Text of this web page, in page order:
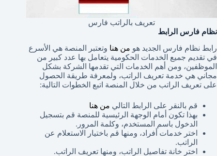
تعريف بالراتب فارس
نظام فارس الرابط
رابط نظام فارس الجديد هو من هنا وتعتبر المنصة هي الأسرع
في تقديم جميع الخدمات الحكومية يتعامل بها عدد كبير من
الموظفين، ومن أهم الخدمات التي تقدمها الشركة بشكل
مجاني هي خدمة تعريف الراتب، ولمعرفة طريقة الحصول
على تعريف الراتب من خلال المنصة اتبع الخطوات التالية:
قم بالنقر على الرابط التالي من هنا
بهذا تكون أمام الوجهة الرئيسية للمنصة قم بتسجيل
الدخول باسم المستخدم، وكلمة المرور.
اختر خدمات أفراد، ومنها قم باختيار الاستعلام عن
الراتب.
اختر خانة تفاصيل الراتب، ومنها تعريف الراتب.